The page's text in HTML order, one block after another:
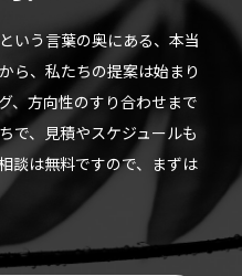
いう言葉の奥にある、本当
ら、私たちの提案は始まり
、方向性のすり合わせまで
で、見積やスケジュールも
談は無料ですので、まずは